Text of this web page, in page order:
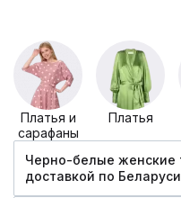
Платья и
сарафаны
Платья
Черно-белые женские
доставкой по